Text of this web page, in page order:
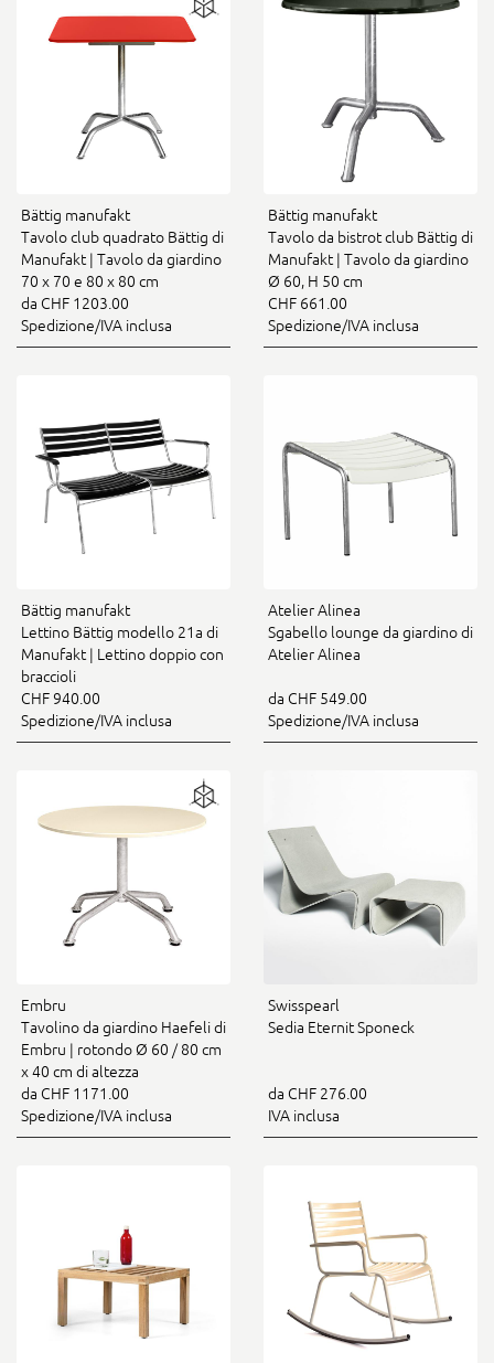
Bättig manufakt
Tavolo club quadrato Bättig di
Manufakt | Tavolo da giardino
70 x 70 e 80 x 80 cm
da CHF 1203.00
Spedizione/IVA inclusa
Bättig manufakt
Tavolo da bistrot club Bättig di
Manufakt | Tavolo da giardino
Ø 60, H 50 cm
CHF 661.00
Spedizione/IVA inclusa
Bättig manufakt
Lettino Bättig modello 21a di
Manufakt | Lettino doppio con
braccioli
CHF 940.00
Spedizione/IVA inclusa
Atelier Alinea
Sgabello lounge da giardino di
Atelier Alinea
da CHF 549.00
Spedizione/IVA inclusa
Embru
Tavolino da giardino Haefeli di
Embru | rotondo Ø 60 / 80 cm
x 40 cm di altezza
da CHF 1171.00
Spedizione/IVA inclusa
Swisspearl
Sedia Eternit Sponeck
da CHF 276.00
IVA inclusa